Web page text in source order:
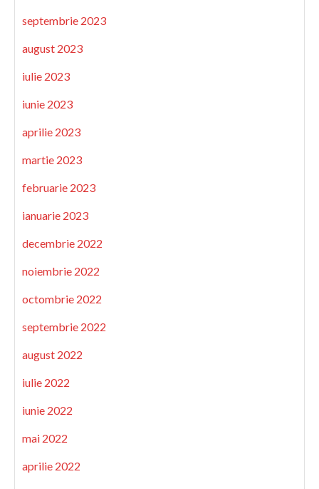
septembrie 2023
august 2023
iulie 2023
iunie 2023
aprilie 2023
martie 2023
februarie 2023
ianuarie 2023
decembrie 2022
noiembrie 2022
octombrie 2022
septembrie 2022
august 2022
iulie 2022
iunie 2022
mai 2022
aprilie 2022